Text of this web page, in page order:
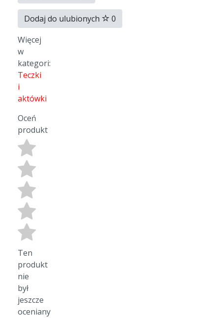
Dodaj do ulubionych
0
Więcej
w
kategori:
Teczki
i
aktówki
Oceń
produkt
Ten
produkt
nie
był
jeszcze
oceniany